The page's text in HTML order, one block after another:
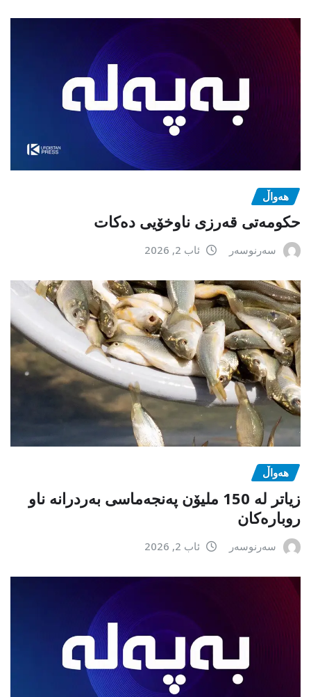
هەواڵ
حکومەتی قەرزی ناوخۆیی دەکات
سەرنوسەر ئاب 2, 2026
هەواڵ
زیاتر لە 150 ملیۆن پەنجەماسی بەردرانە ناو
روبارەکان
سەرنوسەر ئاب 2, 2026